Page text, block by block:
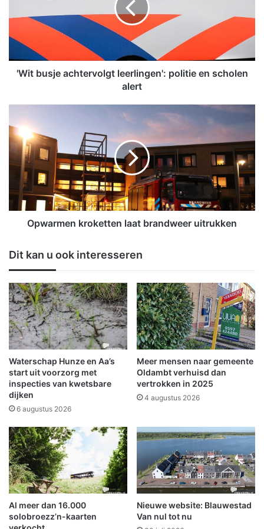
s
e
v
o
t
l
i
n
g
e
n
'
:
p
o
l
i
t
e
e
n
s
c
h
o
l
'Wit busje achtervolgt leerlingen': politie en scholen
alert
w
a
r
n
k
e
t
t
e
n
l
a
a
t
b
r
a
n
w
e
e
r
u
i
t
r
Opwarmen kroketten laat brandweer uitrukken
Dit kan u ook interesseren
Waterschap Hunze en Aa’s
start uit voorzorg met
inspecties van kwetsbare
dijken
6 augustus 2026
Meer mensen naar gemeente
Oldambt verhuisd dan
vertrokken in 2025
4 augustus 2026
Al meer dan 16.000
solobroezz’n-kaarten
Nieuwe website: Blauwestad
Van nul tot nu